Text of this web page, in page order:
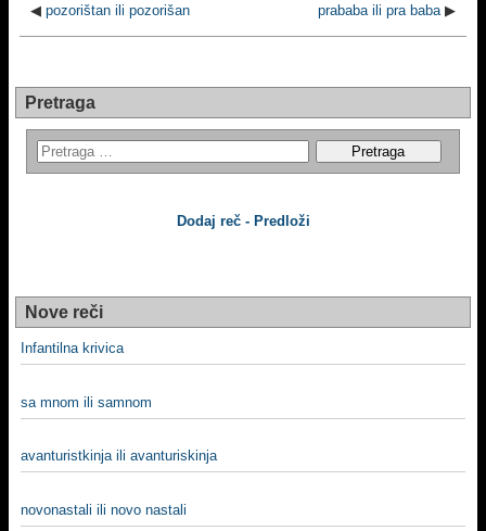
◀ pozorištan ili pozorišan prababa ili pra baba▶
Pretraga
Dodaj reč - Predloži
Nove reči
Infantilna krivica
sa mnom ili samnom
avanturistkinja ili avanturiskinja
novonastali ili novo nastali